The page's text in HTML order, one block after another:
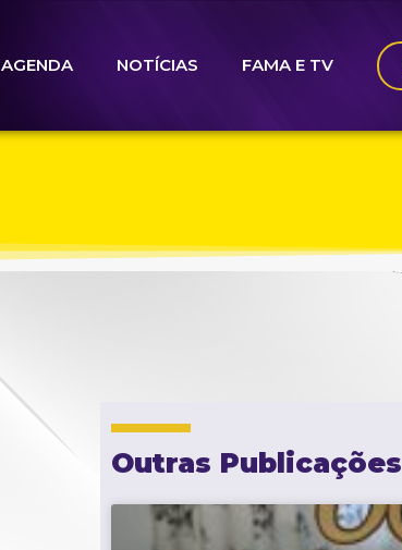
AGENDA NOTÍCIAS FAMA E TV
Outras Publicações